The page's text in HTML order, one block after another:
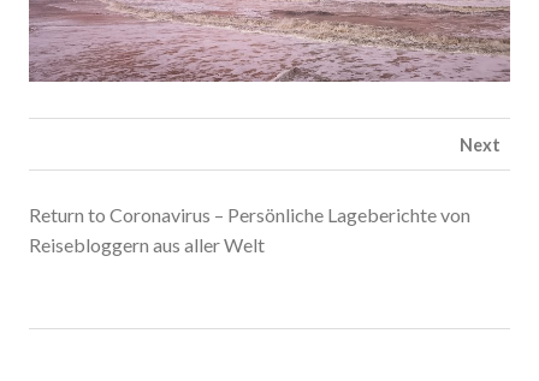
Next
Return to Coronavirus – Persönliche Lageberichte von
Reisebloggern aus aller Welt